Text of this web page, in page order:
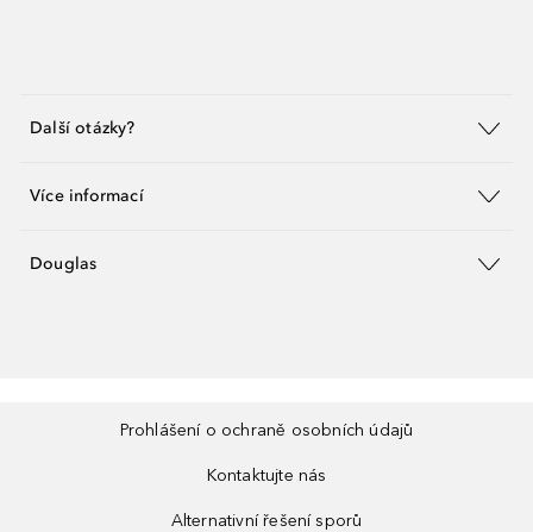
Další otázky?
Více informací
Douglas
Prohlášení o ochraně osobních údajů
Kontaktujte nás
Alternativní řešení sporů